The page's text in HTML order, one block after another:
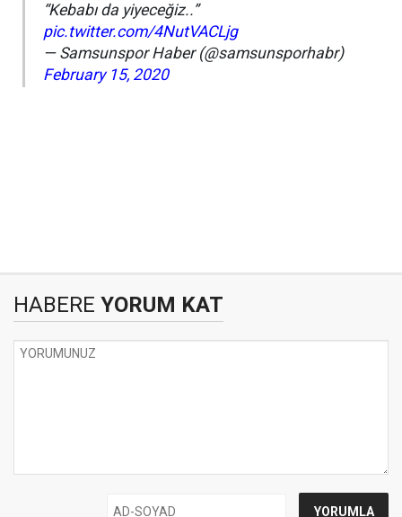
“Kebabı da yiyeceğiz..”
pic.twitter.com/4NutVACLjg
— Samsunspor Haber (@samsunsporhabr)
February 15, 2020
HABERE YORUM KAT